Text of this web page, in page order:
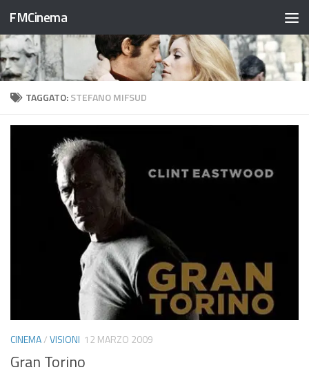
Salta al contenuto
FMCinema
TAGGATO:STEFANO MIFSUD
CINEMA/VISIONI 12 MARZO 2009
Gran Torino